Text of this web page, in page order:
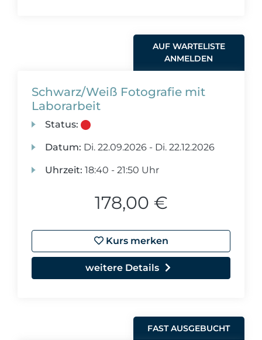
AUF WARTELISTE
ANMELDEN
Schwarz/Weiß Fotografie mit
Laborarbeit
Status:
Datum: Di. 22.09.2026 - Di. 22.12.2026
Uhrzeit: 18:40 - 21:50 Uhr
178,00 €
Kurs merken
weitere Details
FAST AUSGEBUCHT